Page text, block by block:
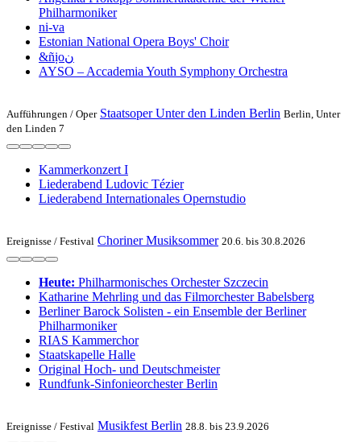
Philharmoniker
ni-va
Estonian National Opera Boys' Choir
&ñịoن
AYSO – Accademia Youth Symphony Orchestra
Aufführungen / Oper Staatsoper Unter den Linden Berlin Berlin, Unter
den Linden 7
Kam­mer­kon­zert I
Liederabend Ludovic Tézier
Liederabend Internationales Opernstudio
Ereignisse / Festival Choriner Musiksommer 20.6. bis 30.8.2026
Heute: Philharmonisches Orchester Szczecin
Katharine Mehrling und das Filmorchester Babelsberg
Berliner Barock Solisten - ein Ensemble der Berliner
Philharmoniker
RIAS Kammerchor
Staatskapelle Halle
Original Hoch- und Deutschmeister
Rundfunk-Sinfonieorchester Berlin
Ereignisse / Festival Musikfest Berlin 28.8. bis 23.9.2026